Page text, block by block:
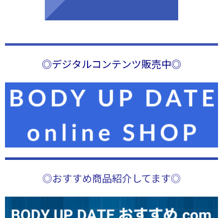
◎デジタルコンテンツ販売中◎
◎おすすめ商品紹介してます◎